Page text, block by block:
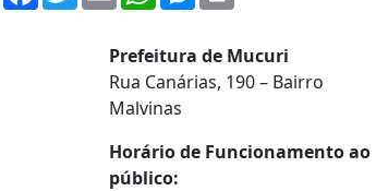
Prefeitura de Mucuri
Rua Canárias, 190 – Bairro
Malvinas
Horário de Funcionamento ao
público: